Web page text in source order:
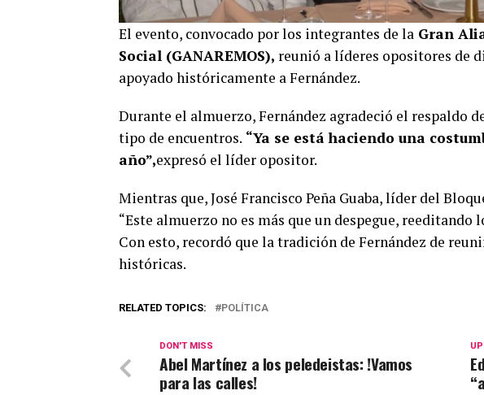
El evento, convocado por los integrantes de la Gran
Social (GANAREMOS), reunió a líderes opositores de
apoyado históricamente a Fernández.
Durante el almuerzo, Fernández agradeció el respaldo
tipo de encuentros. “Ya se está haciendo una
año”,expresó el líder opositor.
Mientras que, José Francisco Peña Guaba, líder del
“Este almuerzo no es más que un despegue, reeditando
Con esto, recordó que la tradición de Fernández de
históricas.
RELATED TOPICS: POLÍTICA
DON'T MISS
Abel Martínez a los peledeistas: !Vamos
para las calles!